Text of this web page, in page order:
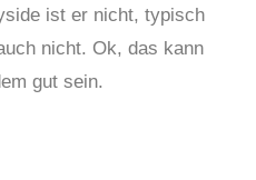
ist er nicht, typisch
nicht. Ok, das kann
gut sein.